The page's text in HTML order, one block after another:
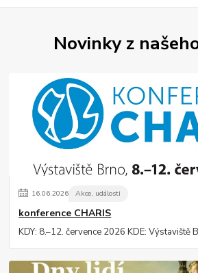
Novinky z
16.06.2026 Akce, události
konference CHARIS
KDY: 8.–12. července 2026 KDE: Výstaviště